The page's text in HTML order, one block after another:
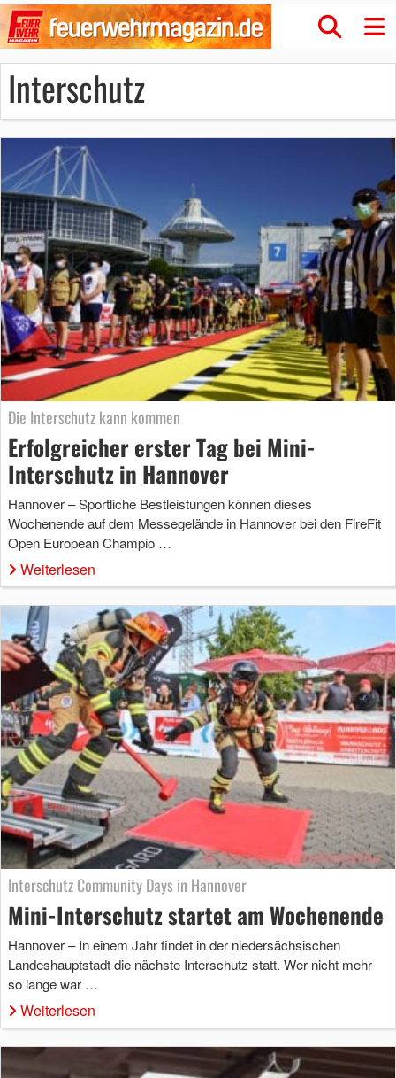
Interschutz
Die Interschutz kann kommen
Erfolgreicher erster Tag bei Mini-
Interschutz in Hannover
Hannover – Sportliche Bestleistungen können dieses
Wochenende auf dem Messegelände in Hannover bei den FireFit
Open European Champio …
Weiterlesen
Interschutz Community Days in Hannover
Mini-Interschutz startet am Wochenende
Hannover – In einem Jahr findet in der niedersächsischen
Landeshauptstadt die nächste Interschutz statt. Wer nicht mehr
so lange war …
Weiterlesen